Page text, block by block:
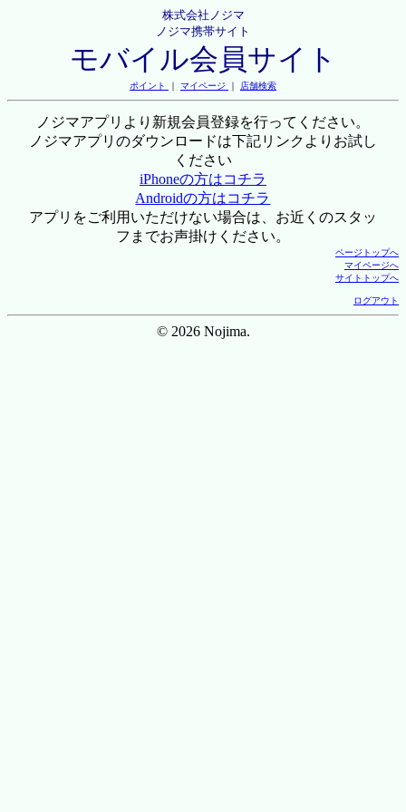
株式会社ノジマ
ノジマ携帯サイト
モバイル会員サイト
ポイント ｜ マイページ ｜ 店舗検索
ノジマアプリより新規会員登録を行ってください。
ノジマアプリのダウンロードは下記リンクよりお試し
ください
iPhoneの方はコチラ
Androidの方はコチラ
アプリをご利用いただけない場合は、お近くのスタッ
フまでお声掛けください。
ページトップへ
マイページへ
サイトトップへ
ログアウト
© 2026 Nojima.